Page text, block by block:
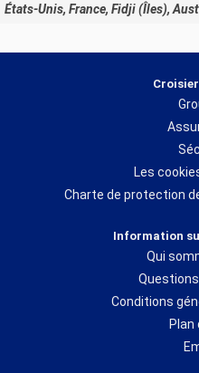
États-Unis, France, Fidji (Îles),
Les
Charte de protection
Information
Qui
Conditions
Plan